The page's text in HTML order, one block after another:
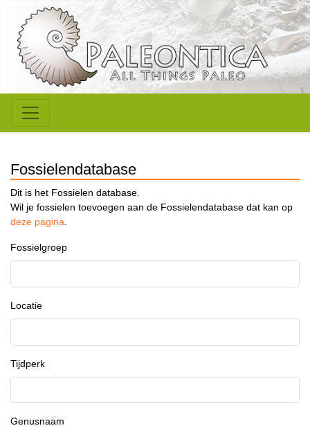
Fossielendatabase
Dit is het Fossielen database.
Wil je fossielen toevoegen aan de Fossielendatabase dat kan op
deze pagina.
Fossielgroep
Locatie
Tijdperk
Genusnaam